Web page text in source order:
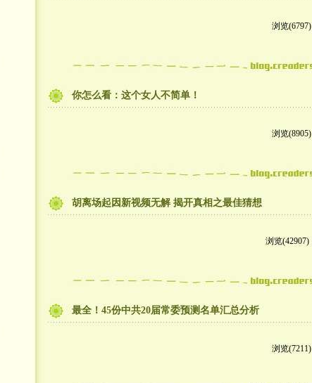
浏览(6797)
你怎么看：这个女人不简单！
浏览(8905)
胡离场起因新视频无解 揭开真相之最佳猜想
浏览(42907)
最全！45份中共20届常委预测名单汇总分析
浏览(7211)